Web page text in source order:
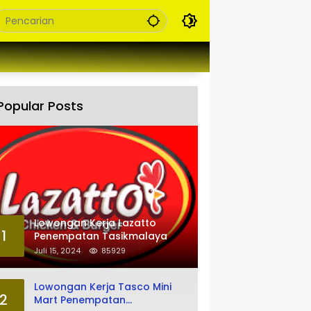
Posts
1
Lowongan Kerja Lazatto
Penempatan Tasikmalaya
Juli 15, 2024 85929
2
Lowongan Kerja Tasco Mini
Mart Penempatan